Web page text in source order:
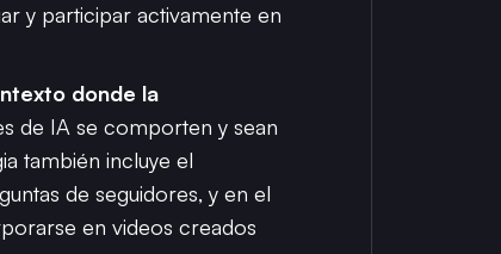
y participar activamente en
donde la
de IA se comporten y sean
también incluye el
de seguidores, y en el
en videos creados